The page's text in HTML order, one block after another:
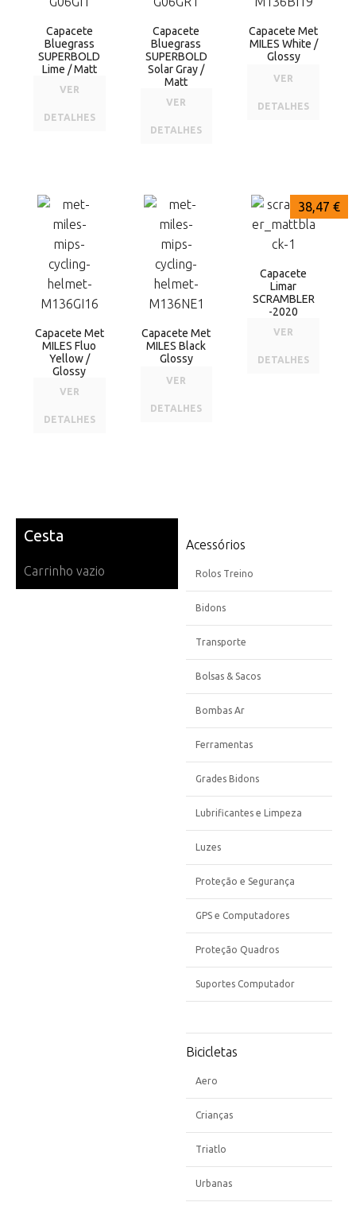
Capacete
Bluegrass
SUPERBOLD
Lime / Matt
VER
DETALHES
Capacete
Bluegrass
SUPERBOLD
Solar Gray /
Matt
VER
DETALHES
Capacete Met
MILES White /
Glossy
VER
DETALHES
60,00 €
Capacete Met
MILES Fluo
Yellow /
Glossy
VER
DETALHES
60,00 €
Capacete Met
MILES Black
Glossy
VER
DETALHES
38,47 €
Capacete
Limar
SCRAMBLER
-2020
VER
DETALHES
Cesta
Carrinho vazio
Acessórios
Rolos Treino
Bidons
Transporte
Bolsas & Sacos
Bombas Ar
Ferramentas
Grades Bidons
Lubrificantes e Limpeza
Luzes
Proteção e Segurança
GPS e Computadores
Proteção Quadros
Suportes Computador
Bicicletas
Aero
Crianças
Triatlo
Urbanas